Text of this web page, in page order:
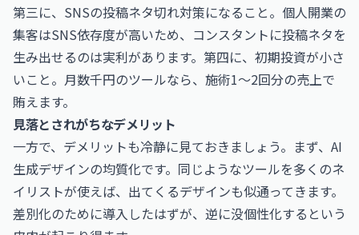
第三に、SNSの投稿ネタ切れ対策になること。個人開業の
集客はSNS依存度が高いため、コンスタントに投稿ネタを
生み出せるのは実利があります。第四に、初期投資が小さ
いこと。月数千円のツールなら、施術1〜2回分の売上で
賄えます。
見落とされがちなデメリット
一方で、デメリットも冷静に見ておきましょう。まず、AI
生成デザインの均質化です。同じようなツールを多くのネ
イリストが使えば、出てくるデザインも似通ってきます。
差別化のために導入したはずが、逆に没個性化するという